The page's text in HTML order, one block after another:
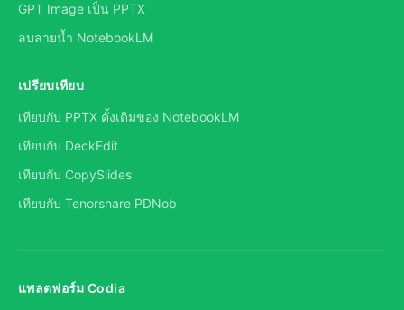
GPT Image เป็น PPTX
ลบลายน้ำ NotebookLM
เปรียบเทียบ
เทียบกับ PPTX ดั้งเดิมของ NotebookLM
เทียบกับ DeckEdit
เทียบกับ CopySlides
เทียบกับ Tenorshare PDNob
แพลตฟอร์ม Codia